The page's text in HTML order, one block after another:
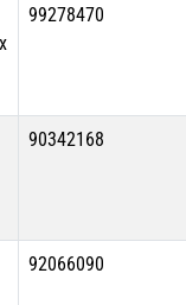
99278470
90342168
92066090